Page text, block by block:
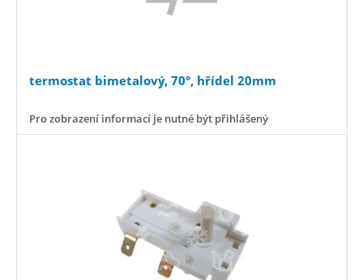
termostat bimetalový, 70°, hřídel 20mm
Pro zobrazení informací je nutné být přihlášený